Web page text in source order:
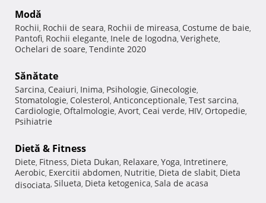
Modă
Rochii, Rochii de seara, Rochii de mireasa, Costume de baie,
Pantofi, Rochii elegante, Inele de logodna, Verighete,
Ochelari de soare, Tendinte 2020
Sănătate
Sarcina, Ceaiuri, Inima, Psihologie, Ginecologie,
Stomatologie, Colesterol, Anticonceptionale, Test sarcina,
Cardiologie, Oftalmologie, Avort, Ceai verde, HIV, Ortopedie,
Psihiatrie
Dietă & Fitness
Diete, Fitness, Dieta Dukan, Relaxare, Yoga, Intretinere,
Aerobic, Exercitii abdomen, Nutritie, Dieta de slabit, Dieta
disociata, Silueta, Dieta ketogenica, Sala de acasa